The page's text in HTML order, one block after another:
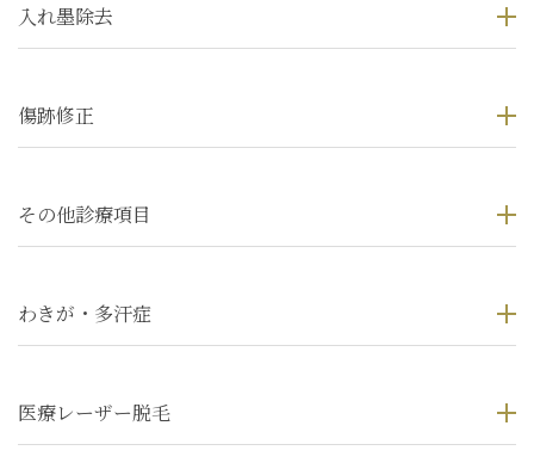
入れ墨除去
傷跡修正
その他診療項目
わきが・多汗症
医療レーザー脱毛